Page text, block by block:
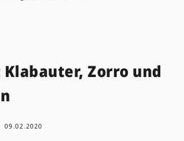
Zorro und
09.02.2020